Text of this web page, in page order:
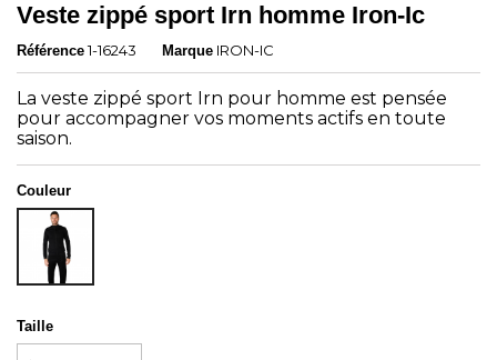
Veste zippé sport Irn homme Iron-Ic
Référence 1-16243 Marque IRON-IC
La veste zippé sport Irn pour homme est pensée
pour accompagner vos moments actifs en toute
saison.
Couleur
NOIR
Taille